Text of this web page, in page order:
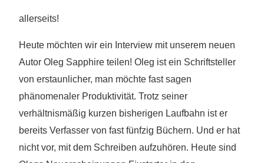
allerseits!
Heute möchten wir ein Interview mit unserem neuen
Autor Oleg Sapphire teilen! Oleg ist ein Schriftsteller
von erstaunlicher, man möchte fast sagen
phänomenaler Produktivität. Trotz seiner
verhältnismäßig kurzen bisherigen Laufbahn ist er
bereits Verfasser von fast fünfzig Büchern. Und er hat
nicht vor, mit dem Schreiben aufzuhören. Heute sind